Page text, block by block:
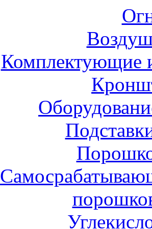
Комплектующие